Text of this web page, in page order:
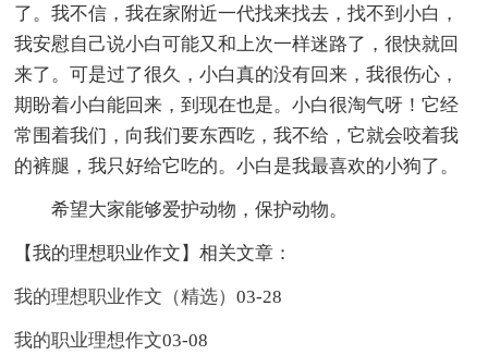
了。我不信，我在家附近一代找来找去，找不到小白，
我安慰自己说小白可能又和上次一样迷路了，很快就回
来了。可是过了很久，小白真的没有回来，我很伤心，
期盼着小白能回来，到现在也是。小白很淘气呀！它经
常围着我们，向我们要东西吃，我不给，它就会咬着我
的裤腿，我只好给它吃的。小白是我最喜欢的小狗了。
希望大家能够爱护动物，保护动物。
【我的理想职业作文】相关文章：
我的理想职业作文（精选）03-28
我的职业理想作文03-08